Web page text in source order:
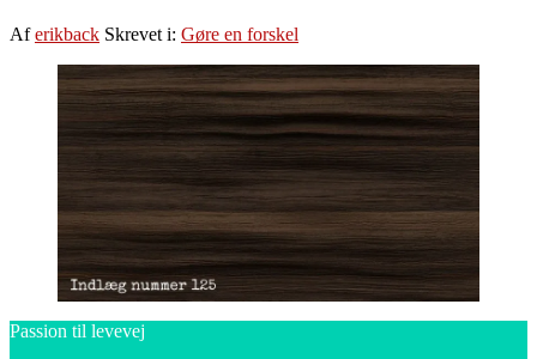
Aferikback Skrevet i: Gøre en forskel
Passion til levevej